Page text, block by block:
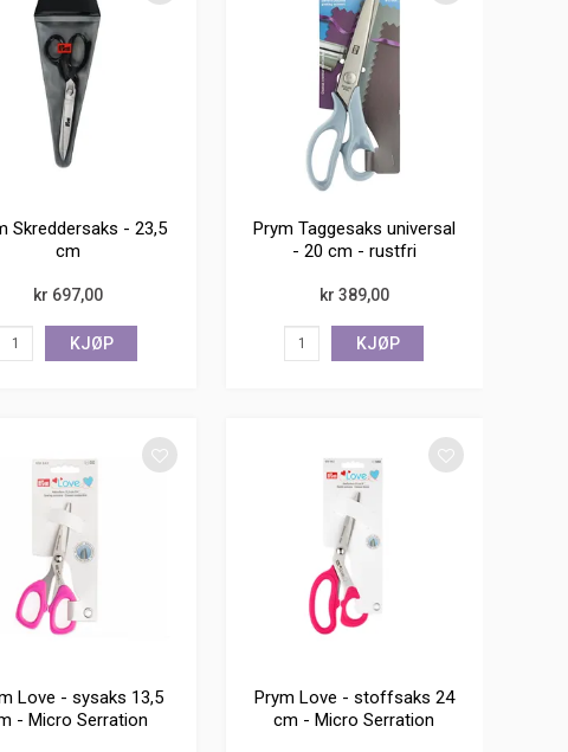
Skreddersaks - 23,5
cm
kr 697,00
KJØP
Prym Taggesaks universal
- 20 cm - rustfri
kr 389,00
KJØP
Love - sysaks 13,5
- Micro Serration
Prym Love - stoffsaks 24
cm - Micro Serration